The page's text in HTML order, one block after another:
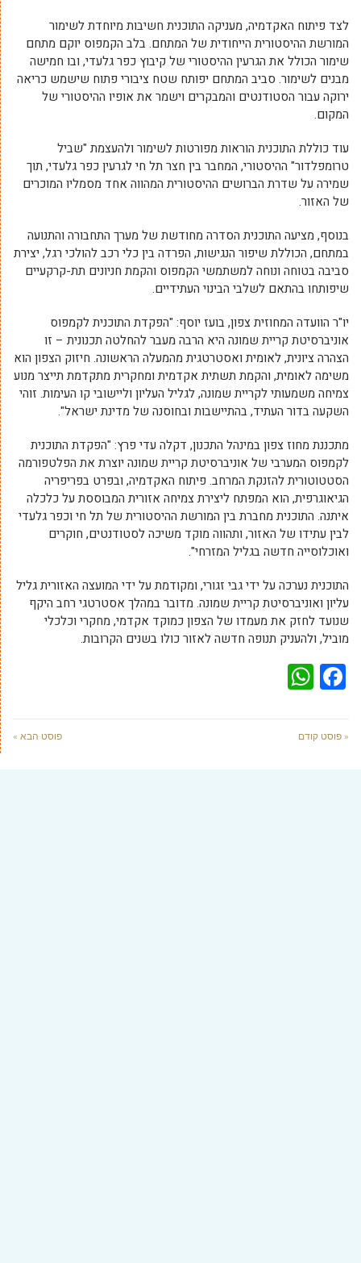
לצד פיתוח האקדמיה, מעניקה התוכנית חשיבות מיוחדת לשימור
המורשת ההיסטורית הייחודית של המתחם. בלב הקמפוס יוקם מתחם
שימור הכולל את הגרעין ההיסטורי של קיבוץ כפר גלעדי, ובו חמישה
מבנים לשימור. סביב המתחם יפותח שטח ציבורי פתוח שישמש כריאה
ירוקה עבור הסטודנטים והמבקרים וישמר את אופיו ההיסטורי של
המקום.
עוד כוללת התוכנית הוראות מפורטות לשימור ולהעצמת "שביל
טרומפלדור" ההיסטורי, המחבר בין חצר תל חי לגרעין כפר גלעדי, תוך
שמירה על שדרת הברושים ההיסטורית המהווה אחד מסמליו המוכרים
של האזור.
בנוסף, מציעה התוכנית הסדרה מחודשת של מערך התחבורה והתנועה
במתחם, הכוללת שיפור הנגישות, הפרדה בין כלי רכב להולכי רגל, יצירת
סביבה בטוחה ונוחה למשתמשי הקמפוס והקמת חניונים תת-קרקעיים
שיפותחו בהתאם לשלבי הבינוי העתידיים.
יו"ר הוועדה המחוזית צפון, בועז יוסף: "הפקדת התוכנית לקמפוס
אוניברסיטת קריית שמונה היא הרבה מעבר להחלטה תכנונית – זו
הצהרה ציונית, לאומית ואסטרטגית מהמעלה הראשונה. חיזוק הצפון הוא
משימה לאומית, והקמת תשתית אקדמית ומחקרית מתקדמת תייצר מנוע
צמיחה משמעותי לקריית שמונה, לגליל העליון וליישובי קו העימות. זוהי
השקעה בדור העתיד, בהתיישבות ובחוסנה של מדינת ישראל".
מתכננת מחוז צפון במינהל התכנון, דקלה עדי פרץ: "הפקדת התוכנית
לקמפוס המערבי של אוניברסיטת קריית שמונה יוצרת את הפלטפורמה
הסטטוטורית להזנקת המרחב. פיתוח האקדמיה, ובפרט בפריפריה
הגיאוגרפית, הוא המפתח ליצירת צמיחה אזורית המבוססת על כלכלה
איתנה. התוכנית מחברת בין המורשת ההיסטורית של תל חי וכפר גלעדי
לבין עתידו של האזור, ותהווה מוקד משיכה לסטודנטים, חוקרים
ואוכלוסייה חדשה בגליל המזרחי".
התוכנית נערכה על ידי גבי זגורי, ומקודמת על ידי המועצה האזורית גליל
עליון ואוניברסיטת קריית שמונה. מדובר במהלך אסטרטגי רחב היקף
שנועד לחזק את מעמדו של הצפון כמוקד אקדמי, מחקרי וכלכלי
מוביל, ולהעניק תנופה חדשה לאזור כולו בשנים הקרובות.
Facebook
« פוסט קודם פוסט הבא »